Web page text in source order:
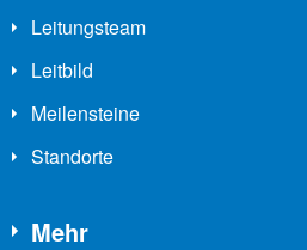
Leitungsteam
Leitbild
Meilensteine
Standorte
Mehr